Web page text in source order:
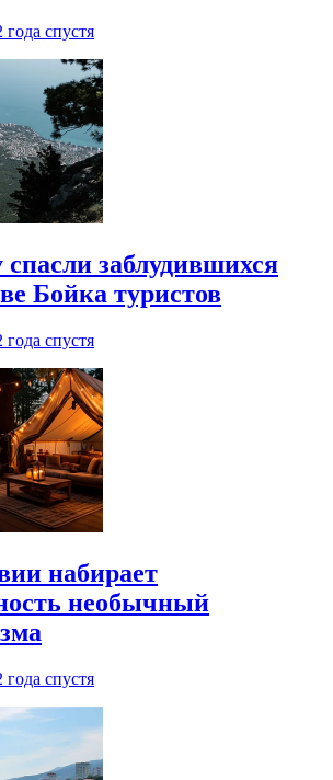
года спустя
заблудившихся
Бойка туристов
года спустя
набирает
необычный
года спустя